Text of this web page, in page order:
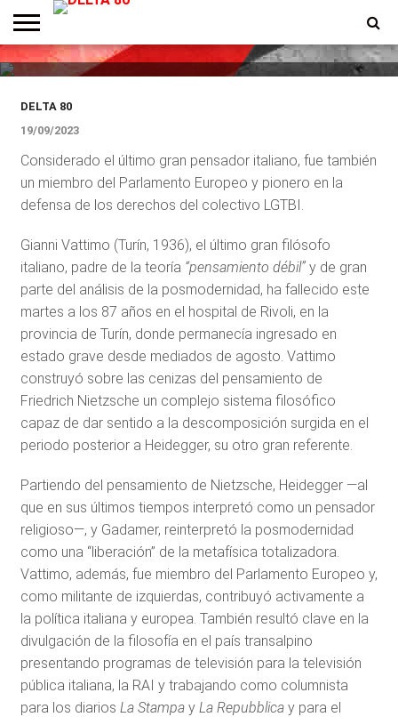
ENTREVISTAS
PREMIOS
PRODUCCIONES
PROGRAMACION
CONTACTO
HOMEPAGE
Murió Gianni Vattimo, el filósofo
del pensamiento débil
DELTA 80
19/09/2023
Considerado el último gran pensador italiano, fue también
un miembro del Parlamento Europeo y pionero en la
defensa de los derechos del colectivo LGTBI.
Gianni Vattimo (Turín, 1936), el último gran filósofo
italiano, padre de la teoría “pensamiento débil”y de gran
parte del análisis de la posmodernidad, ha fallecido este
martes a los 87 años en el hospital de Rivoli, en la
provincia de Turín, donde permanecía ingresado en
estado grave desde mediados de agosto. Vattimo
construyó sobre las cenizas del pensamiento de
Friedrich Nietzsche un complejo sistema filosófico
capaz de dar sentido a la descomposición surgida en el
periodo posterior a Heidegger, su otro gran referente.
Partiendo del pensamiento de Nietzsche, Heidegger —al
que en sus últimos tiempos interpretó como un pensador
religioso—, y Gadamer, reinterpretó la posmodernidad
como una “liberación” de la metafísica totalizadora.
Vattimo, además, fue miembro del Parlamento Europeo y,
como militante de izquierdas, contribuyó activamente a
la política italiana y europea. También resultó clave en la
divulgación de la filosofía en el país transalpino
presentando programas de televisión para la televisión
pública italiana, la RAI y trabajando como columnista
para los diarios La Stampay La Repubblicay para el